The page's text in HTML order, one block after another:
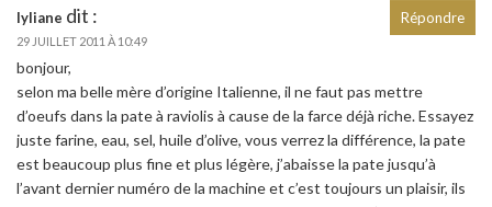
lyliane dit :
29 JUILLET 2011 À 10:49
bonjour,
selon ma belle mère d’origine Italienne, il ne faut pas mettre
d’oeufs dans la pate à raviolis à cause de la farce déjà riche. Essayez
juste farine, eau, sel, huile d’olive, vous verrez la différence, la pate
est beaucoup plus fine et plus légère, j’abaisse la pate jusqu’à
l’avant dernier numéro de la machine et c’est toujours un plaisir, ils
Répondre